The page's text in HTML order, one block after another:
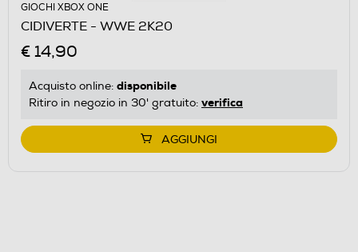
GIOCHI XBOX ONE
CIDIVERTE - WWE 2K20
€ 14,90
Acquisto online: disponibile
Ritiro in negozio in 30' gratuito: verifica
AGGIUNGI